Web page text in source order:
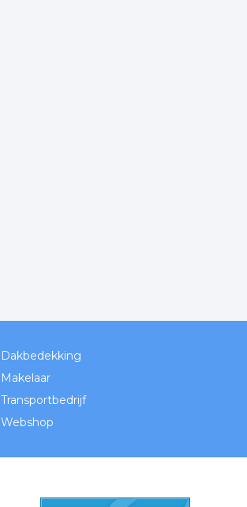
Dakbedekking
Makelaar
Transportbedrijf
Webshop